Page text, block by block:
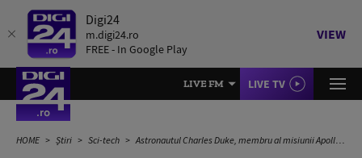
Digi24
m.digi24.ro
FREE - In Google Play
VIEW
LIVE FM LIVE TV
HOME Știri Sci-tech Astronautul Charles Duke, membru al misiunii Apollo 16, interviu la Digi24 despre experința sa în spațiu: „E natura umană să explorăm”